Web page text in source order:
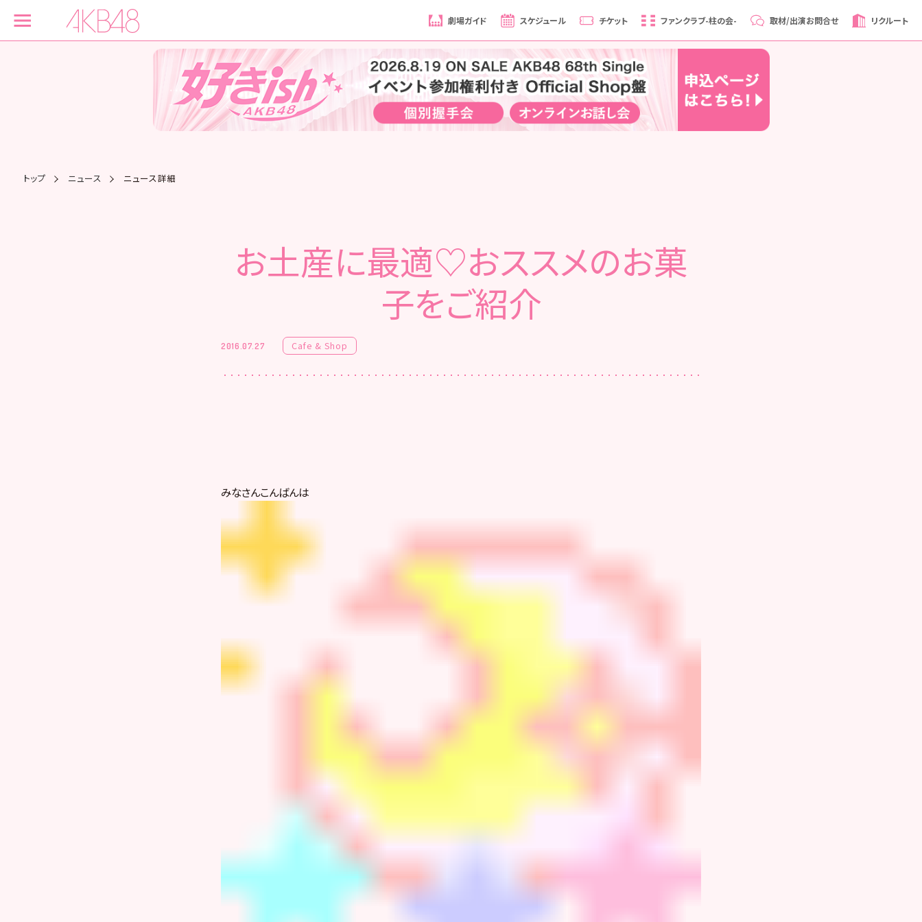
劇場ガイド スケジュール チケット ファンクラブ-柱の会- 取材/出演お問合せ リクルート
トップ ニュース ニュース詳細
お土産に最適♡おススメのお菓
子をご紹介
2016.07.27 Cafe & Shop
みなさんこんばんは